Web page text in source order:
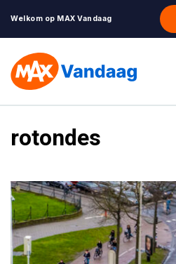
Welkom op MAX Vandaag
rotondes